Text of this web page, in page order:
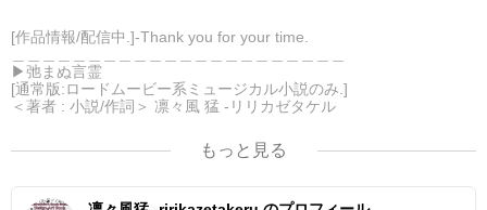
[作品情報/配信中.]-Thank you for your time.
▶︎弛まぬ言霊
[通常版:ロードムービー系ミュージカル小説のみ.]
＜著者 : 小説/作詞＞ 凛々風 猛 -リリカゼタケル
英語版: https://amzn.asia/d/1nwVIb6
＿＿＿＿＿＿＿＿＿＿＿＿＿＿＿＿＿＿＿＿＿＿
＜小説/作詞20曲/挿画50作品>
もっと見る